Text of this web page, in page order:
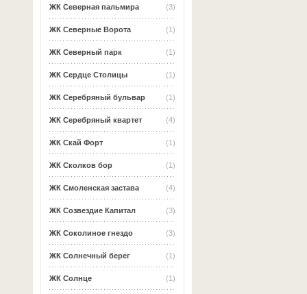
(3)
ЖК Северная пальмира
(1)
ЖК Северные Ворота
(1)
ЖК Северный парк
(1)
ЖК Сердце Столицы
(1)
ЖК Серебряный бульвар
(4)
ЖК Серебряный квартет
(1)
ЖК Скай Форт
(1)
ЖК Сколков бор
(4)
ЖК Смоленская застава
(3)
ЖК Созвездие Капитал
(3)
ЖК Соколиное гнездо
(1)
ЖК Солнечный берег
(1)
ЖК Солнце